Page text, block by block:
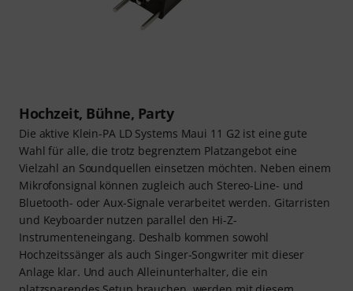
Hochzeit, Bühne, Party
Die aktive Klein-PA LD Systems Maui 11 G2 ist eine gute
Wahl für alle, die trotz begrenztem Platzangebot eine
Vielzahl an Soundquellen einsetzen möchten. Neben einem
Mikrofonsignal können zugleich auch Stereo-Line- und
Bluetooth- oder Aux-Signale verarbeitet werden. Gitarristen
und Keyboarder nutzen parallel den Hi-Z-
Instrumenteneingang. Deshalb kommen sowohl
Hochzeitssänger als auch Singer-Songwriter mit dieser
Anlage klar. Und auch Alleinunterhalter, die ein